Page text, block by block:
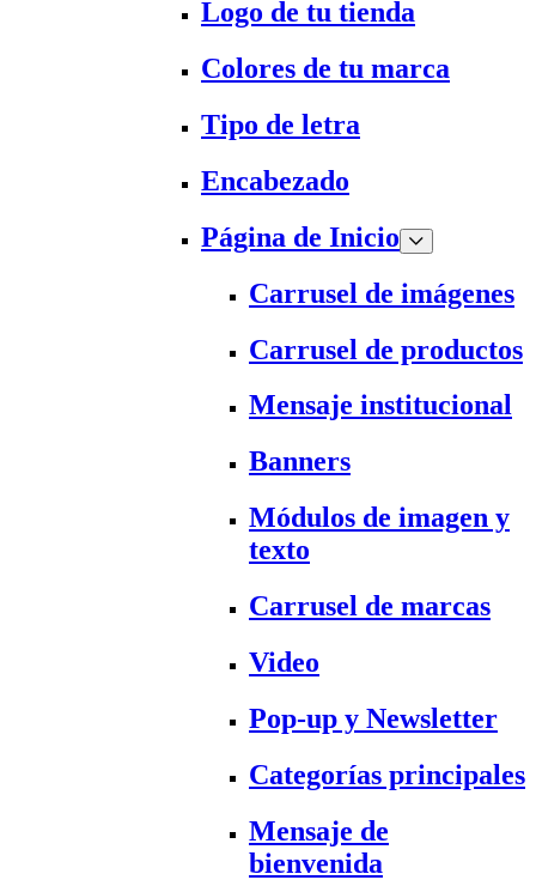
Logo de tu tienda
Colores de tu marca
Tipo de letra
Encabezado
Página de Inicio
Carrusel de imágenes
Carrusel de productos
Mensaje institucional
Banners
Módulos de imagen y
texto
Carrusel de marcas
Video
Pop-up y Newsletter
Categorías principales
Mensaje de
bienvenida